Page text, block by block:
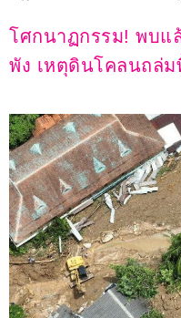
โศกนาฏกรรม! พบแ
พัง เหตุดินโคลนถล่